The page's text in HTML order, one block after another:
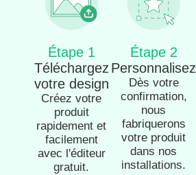
Étape 1
Téléchargez
votre design
Créez votre
produit
rapidement et
facilement
avec l'éditeur
gratuit.
Étape 2
Personnalisez
Dès votre
confirmation,
nous
fabriquerons
votre produit
dans nos
installations.